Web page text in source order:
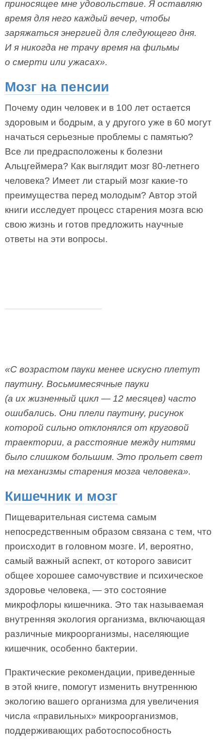
приносящее мне удовольствие. Я оставляю
время для него каждый вечер, чтобы
заряжаться энергией для следующего дня.
И я никогда не трачу время на фильмы
о смерти или ужасах».
Мозг на пенсии
Почему один человек и в 100 лет остается
здоровым и бодрым, а у другого уже в 60 могут
начаться серьезные проблемы с памятью?
Все ли предрасположены к болезни
Альцгеймера? Как выглядит мозг 80-летнего
человека? Имеет ли старый мозг какие-то
преимущества перед молодым? Автор этой
книги исследует процесс старения мозга всю
свою жизнь и готов предложить научные
ответы на эти вопросы.
«С возрастом пауки менее искусно плетут
паутину. Восьмимесячные пауки
(а их жизненный цикл — 12 месяцев) часто
ошибались. Они плели паутину, рисунок
которой сильно отклонялся от круговой
траектории, а расстояние между нитями
было слишком большим. Это прольет свет
на механизмы старения мозга человека».
Кишечник и мозг
Пищеварительная система самым
непосредственным образом связана с тем, что
происходит в головном мозге. И, вероятно,
самый важный аспект, от которого зависит
общее хорошее самочувствие и психическое
здоровье человека, — это состояние
микрофлоры кишечника. Это так называемая
внутренняя экология организма, включающая
различные микроорганизмы, населяющие
кишечник, особенно бактерии.
Практические рекомендации, приведенные
в этой книге, помогут изменить внутреннюю
экологию вашего организма для увеличения
числа «правильных» микроорганизмов,
поддерживающих работоспособность